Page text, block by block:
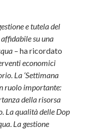
e tutela del
su una
– ha ricordato
economici
La ‘Settimana
ruolo importante:
della risorsa
La qualità delle Dop
La gestione